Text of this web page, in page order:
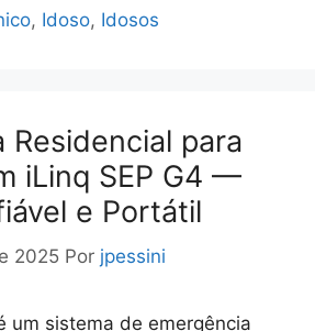
, Idoso, Idosos
Residencial para
iLinq SEP G4 —
e Portátil
2025 Por jpessini
um sistema de emergência